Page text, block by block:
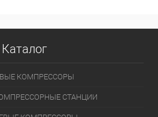
Каталог
КОМПРЕССОРЫ
СТАНЦИИ